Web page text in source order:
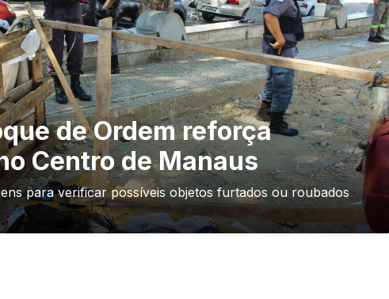
de Ordem reforça
Centro de Manaus
para verificar possíveis objetos furtados ou roubados